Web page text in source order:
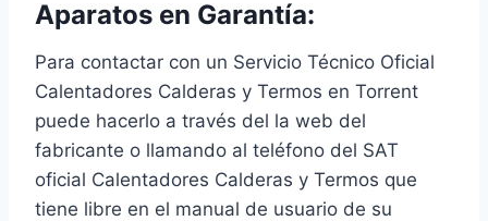
Aparatos en Garantía:
Para contactar con un Servicio Técnico Oficial
Calentadores Calderas y Termos en Torrent
puede hacerlo a través del la web del
fabricante o llamando al teléfono del SAT
oficial Calentadores Calderas y Termos que
tiene libre en el manual de usuario de su